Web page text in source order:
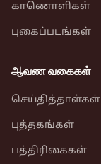
காணொளிகள்
புகைப்படங்கள்
ஆவண வகைகள்
செய்தித்தாள்கள்
புத்தகங்கள்
பத்திரிகைகள்